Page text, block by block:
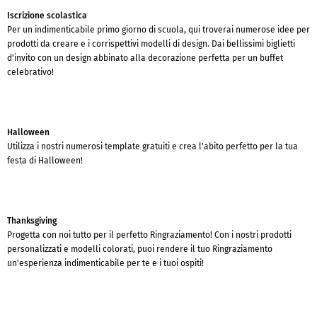
Iscrizione scolastica
Per un indimenticabile primo giorno di scuola, qui troverai numerose idee per
prodotti da creare e i corrispettivi modelli di design. Dai bellissimi biglietti
d'invito con un design abbinato alla decorazione perfetta per un buffet
celebrativo!
Halloween
Utilizza i nostri numerosi template gratuiti e crea l'abito perfetto per la tua
festa di Halloween!
Thanksgiving
Progetta con noi tutto per il perfetto Ringraziamento! Con i nostri prodotti
personalizzati e modelli colorati, puoi rendere il tuo Ringraziamento
un'esperienza indimenticabile per te e i tuoi ospiti!